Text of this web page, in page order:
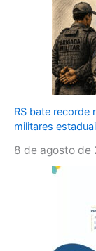
RS bate recorde
militares
8 de agosto de